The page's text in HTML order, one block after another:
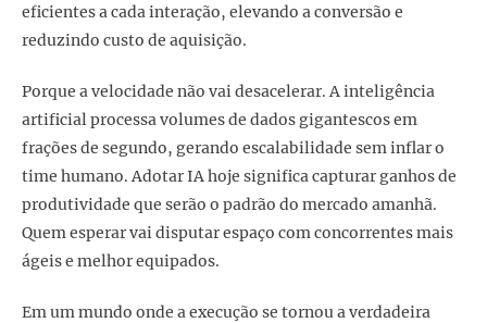
eficientes a cada interação, elevando a conversão e
reduzindo custo de aquisição.
Porque a velocidade não vai desacelerar. A inteligência
artificial processa volumes de dados gigantescos em
frações de segundo, gerando escalabilidade sem inflar o
time humano. Adotar IA hoje significa capturar ganhos de
produtividade que serão o padrão do mercado amanhã.
Quem esperar vai disputar espaço com concorrentes mais
ágeis e melhor equipados.
Em um mundo onde a execução se tornou a verdadeira